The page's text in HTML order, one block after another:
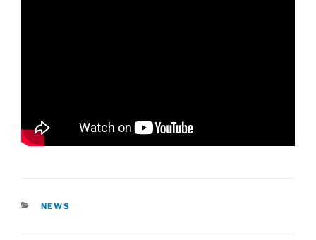
CATÉGORIES
NEWS